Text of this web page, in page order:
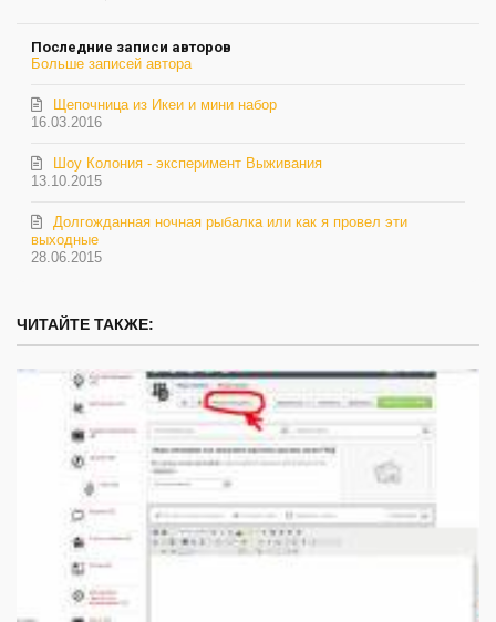
автора
Последние записи авторов
Больше записей автора
16.03.2016
Щепочница из Икеи и мини набор
13.10.2015
Шоу Колония - эксперимент Выживания
28.06.2015
Долгожданная ночная рыбалка или как я провел эти
выходные
ЧИТАЙТЕ ТАКЖЕ: